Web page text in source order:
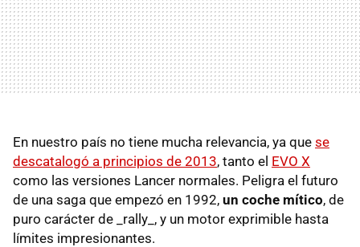
En nuestro país no tiene mucha relevancia, ya que se
descatalogó a principios de 2013, tanto el EVO X
como las versiones Lancer normales. Peligra el futuro
de una saga que empezó en 1992, un coche mítico, de
puro carácter de _rally_, y un motor exprimible hasta
límites impresionantes.